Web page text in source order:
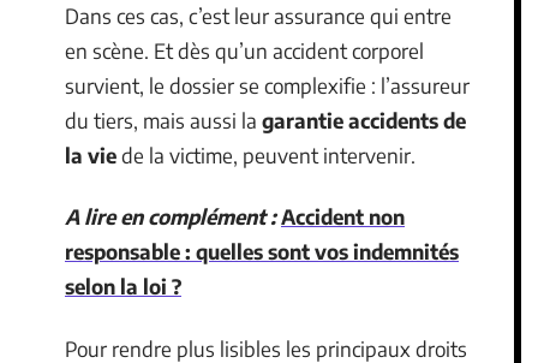
Dans ces cas, c’est leur assurance qui entre
en scène. Et dès qu’un accident corporel
survient, le dossier se complexifie : l’assureur
du tiers, mais aussi la garantie accidents de
la viede la victime, peuvent intervenir.
A lire en complément :Accident non
responsable : quelles sont vos indemnités
selon la loi ?
Pour rendre plus lisibles les principaux droits